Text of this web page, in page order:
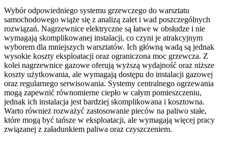
Wybór odpowiedniego systemu grzewczego do warsztatu
samochodowego wiąże się z analizą zalet i wad poszczególnych
rozwiązań. Nagrzewnice elektryczne są łatwe w obsłudze i nie
wymagają skomplikowanej instalacji, co czyni je atrakcyjnym
wyborem dla mniejszych warsztatów. Ich główną wadą są jednak
wysokie koszty eksploatacji oraz ograniczona moc grzewcza. Z
kolei nagrzewnice gazowe oferują wyższą wydajność oraz niższe
koszty użytkowania, ale wymagają dostępu do instalacji gazowej
oraz regularnego serwisowania. Systemy centralnego ogrzewania
mogą zapewnić równomierne ciepło w całym pomieszczeniu,
jednak ich instalacja jest bardziej skomplikowana i kosztowna.
Warto również rozważyć zastosowanie pieców na paliwo stałe,
które mogą być tańsze w eksploatacji, ale wymagają więcej pracy
związanej z załadunkiem paliwa oraz czyszczeniem.